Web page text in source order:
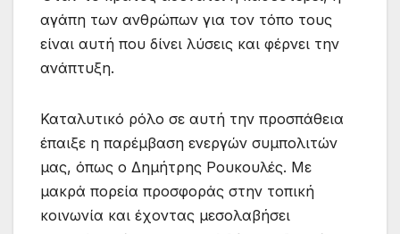
αγάπη των ανθρώπων για τον τόπο τους
είναι αυτή που δίνει λύσεις και φέρνει την
ανάπτυξη.
Καταλυτικό ρόλο σε αυτή την προσπάθεια
έπαιξε η παρέμβαση ενεργών συμπολιτών
μας, όπως ο Δημήτρης Ρουκουλές. Με
μακρά πορεία προσφοράς στην τοπική
κοινωνία και έχοντας μεσολαβήσει